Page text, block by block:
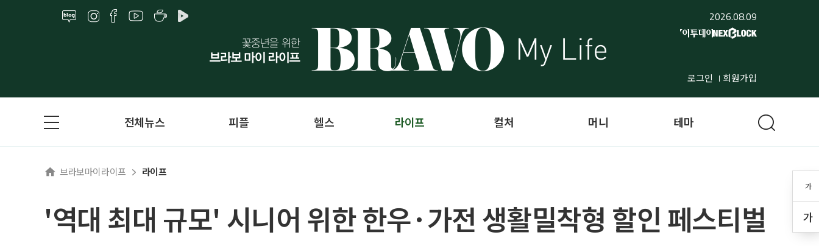
2026.08.09
로그인 회원가입
가
가
전체뉴스 피플 헬스 라이프 컬처 머니 테마
브라보마이라이프 라이프
'역대 최대 규모' 시니어 위한 한우·가전 생활밀착형 할인 페스티벌